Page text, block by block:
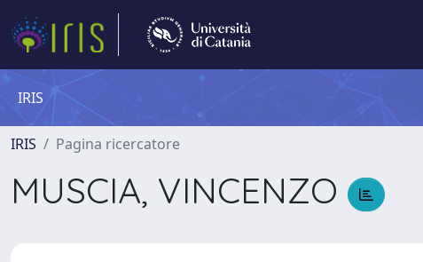
IRIS
IRIS Pagina ricercatore
MUSCIA, VINCENZO